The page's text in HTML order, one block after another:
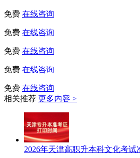
免费 在线咨询
免费 在线咨询
免费 在线咨询
免费 在线咨询
免费 在线咨询
相关推荐 更多内容 >
2026年天津高职升本科文化考试